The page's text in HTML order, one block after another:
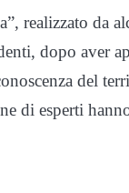
realizzato da
dopo aver
del
di esperti